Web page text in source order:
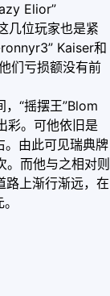
Elior”
几位玩家也是紧
Kaiser和
们亏损额没有前
“摇摆王”Blom
彩。可他依旧是
由此可见瑞典牌
而他与之相对则
路上渐行渐远，在